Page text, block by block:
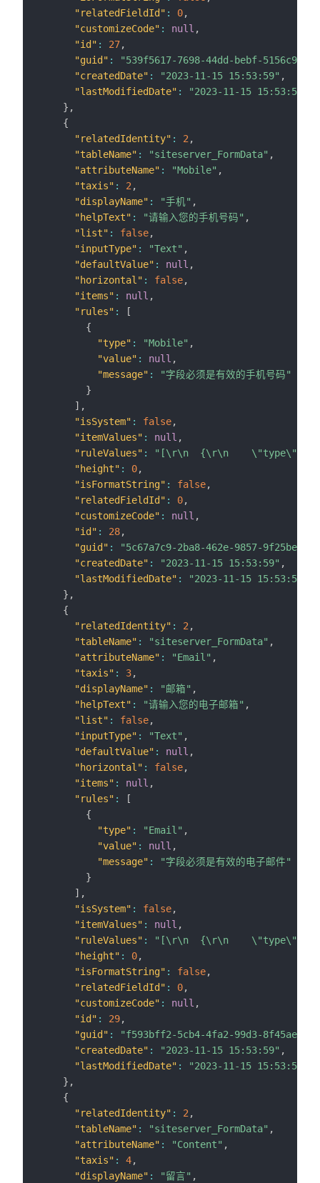
"relatedFieldId" : 0,
"customizeCode" : null ,
"id" : 27,
"guid" :
"539f5617-7698-44dd-bebf-
"createdDate" : "2023-11-15 15:53:59" ,
"lastModifiedDate" :
"2023-11-15 15:53:59"
} ,
{
"relatedIdentity" : 2,
"tableName" : "siteserver_FormData" ,
"attributeName" : "Mobile" ,
"taxis" : 2,
"displayName" : "手机" ,
"helpText" : "请输入您的手机号码" ,
"list" : false,
"inputType" : "Text" ,
"defaultValue" : null ,
"horizontal" : false,
"items" : null ,
"rules" :
[
{
"type" : "Mobile" ,
"value" : null ,
"message" :
"字段必须是有效的手机号码"
}
] ,
"isSystem" : false,
"itemValues" : null ,
"ruleValues" :
"[\r\n  {\r\n    \"type\":
"height" : 0,
"isFormatString" : false,
"relatedFieldId" : 0,
"customizeCode" : null ,
"id" : 28,
"guid" :
"5c67a7c9-2ba8-462e-9857-
"createdDate" : "2023-11-15 15:53:59" ,
"lastModifiedDate" :
"2023-11-15 15:53:59"
} ,
{
"relatedIdentity" : 2,
"tableName" : "siteserver_FormData" ,
"attributeName" : "Email" ,
"taxis" : 3,
"displayName" : "邮箱" ,
"helpText" : "请输入您的电子邮箱" ,
"list" : false,
"inputType" : "Text" ,
"defaultValue" : null ,
"horizontal" : false,
"items" : null ,
"rules" :
[
{
"type" : "Email" ,
"value" : null ,
"message" :
"字段必须是有效的电子邮件"
}
] ,
"isSystem" : false,
"itemValues" : null ,
"ruleValues" :
"[\r\n  {\r\n    \"type\":
"height" : 0,
"isFormatString" : false,
"relatedFieldId" : 0,
"customizeCode" : null ,
"id" : 29,
"guid" :
"f593bff2-5cb4-4fa2-99d3-
"createdDate" : "2023-11-15 15:53:59" ,
"lastModifiedDate" :
"2023-11-15 15:53:59"
} ,
{
"relatedIdentity" : 2,
"tableName" : "siteserver_FormData" ,
"attributeName" : "Content" ,
"taxis" : 4,
"displayName" : "留言" ,